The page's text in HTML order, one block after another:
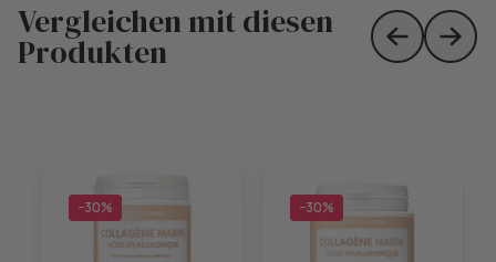
Vergleichen mit diesen
Produkten Skip toSkip
−30% −30%